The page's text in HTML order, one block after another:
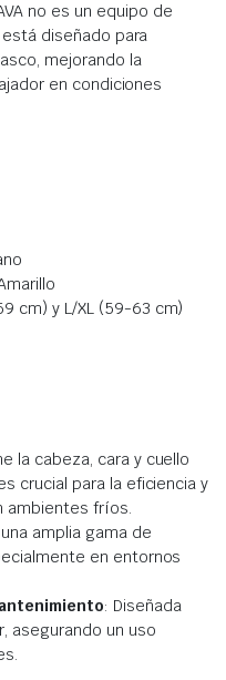
no es un equipo de
diseñado para
mejorando la
en condiciones
cm) y L/XL (59-63 cm)
la cabeza, cara y cuello
crucial para la eficiencia y
ambientes fríos.
amplia gama de
en entornos
: Diseñada
asegurando un uso